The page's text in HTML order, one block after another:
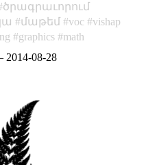
ծրագրաւորում
մաթեմ voc
vishap
graphics
math
2014-08-28